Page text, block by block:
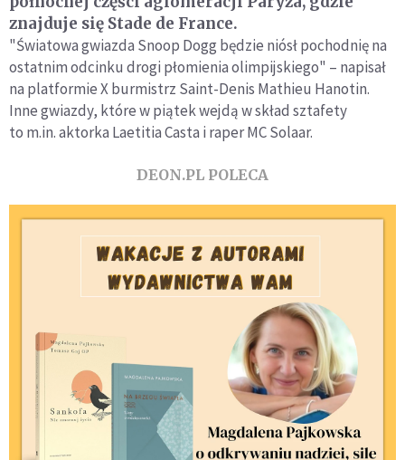
znajduje się Stade de France.
"Światowa gwiazda Snoop Dogg będzie niósł pochodnię na
ostatnim odcinku drogi płomienia olimpijskiego" – napisał
na platformie X burmistrz Saint-Denis Mathieu Hanotin.
Inne gwiazdy, które w piątek wejdą w skład sztafety
to m.in. aktorka Laetitia Casta i raper MC Solaar.
DEON.PL POLECA